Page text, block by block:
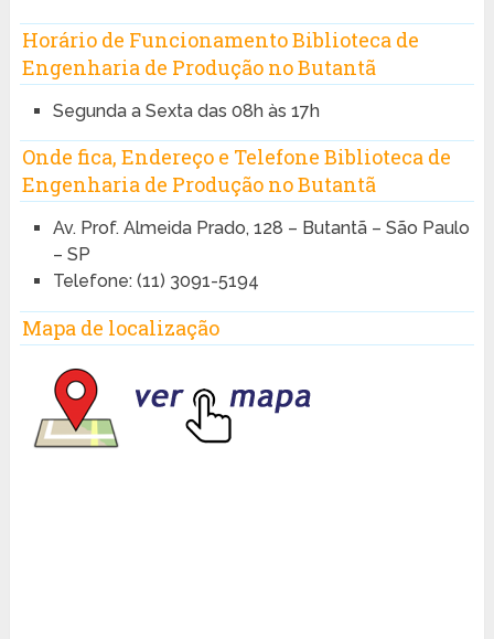
Horário de Funcionamento Biblioteca de
Engenharia de Produção no Butantã
Segunda a Sexta das 08h às 17h
Onde fica, Endereço e Telefone Biblioteca de
Engenharia de Produção no Butantã
Av. Prof. Almeida Prado, 128 – Butantã – São Paulo
– SP
Telefone: (11) 3091-5194
Mapa de localização